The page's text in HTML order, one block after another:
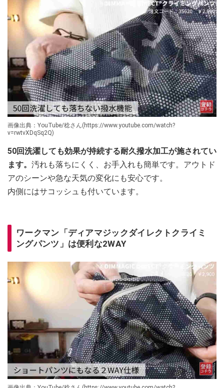
画像出典：YouTube/稔さん(https://www.youtube.com/watch?
v=rwtvXDqSq2Q)
50回洗濯しても効果が持続する耐久撥水加工が施されてい
ます。 汚れも落ちにくく、お手入れも簡単です。アウトド
アのシーンや急な天気の変化にも安心です。
内側にはサコッシュも付いています。
ワークマン「ディアマジックダイレクトクライミ
ングパンツ」は便利な2WAY